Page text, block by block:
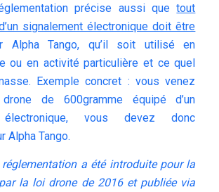
précise aussi quetout
signalement électronique doit être
Tango, qu’il soit utilisé en
ou en activité particulière et ce quel
Exemple concret : vous venez
drone de 600gramme équipé d’un
électronique, vous devez donc
Alpha Tango.
réglementation a été introduite pour la
la loi drone de 2016 et publiée via